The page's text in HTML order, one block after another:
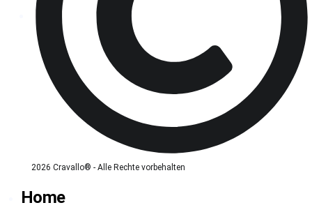
2026 Cravallo® - Alle Rechte vorbehalten
Home